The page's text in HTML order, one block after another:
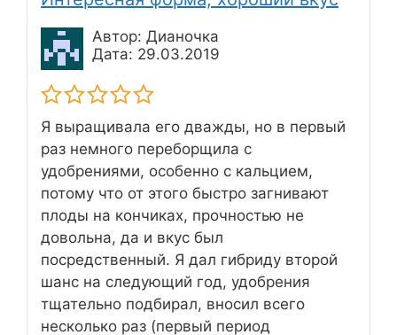
Автор: Дианочка
Дата: 29.03.2019
Я выращивала его дважды, но в первый
раз немного переборщила с
удобрениями, особенно с кальцием,
потому что от этого быстро загнивают
плоды на кончиках, прочностью не
довольна, да и вкус был
посредственный. Я дал гибриду второй
шанс на следующий год, удобрения
тщательно подбирал, вносил всего
несколько раз (первый период